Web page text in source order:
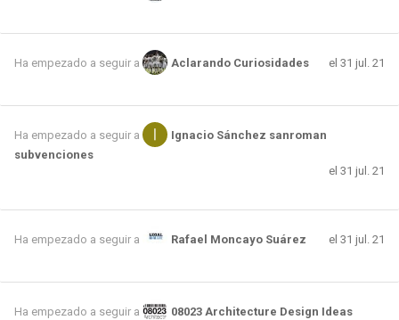
Ha empezado a seguir a Aclarando Curiosidades el 31 jul. 21
Ha empezado a seguir a
Ignacio Sánchez sanroman
subvenciones
el 31 jul. 21
Ha empezado a seguir a Rafael Moncayo Suárez el 31 jul. 21
Ha empezado a seguir a
08023 Architecture Design Ideas